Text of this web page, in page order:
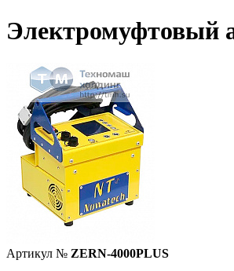
Электромуфтовый
Артикул № ZERN-4000PLUS